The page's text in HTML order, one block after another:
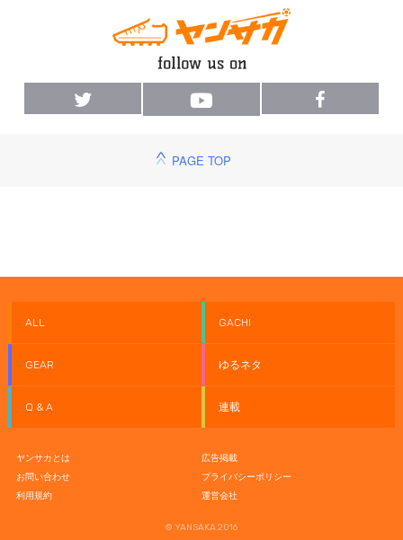
PAGE TOP
ALL GACHI
GEAR ゆるネタ
Q & A 連載
ヤンサカとは
広告掲載
お問い合わせ
プライバシーポリシー
利用規約
運営会社
© YANSAKA 2016